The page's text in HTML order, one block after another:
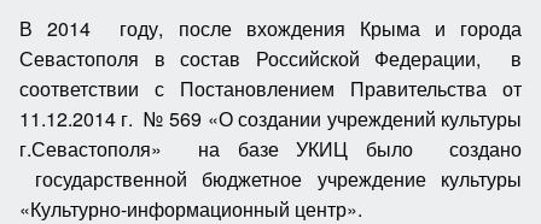
В 2014 году, после вхождения Крыма и города
Севастополя в состав Российской Федерации, в
соответствии с Постановлением Правительства от
11.12.2014 г. № 569 «О создании учреждений культуры
г.Севастополя» на базе УКИЦ было создано
государственной бюджетное учреждение культуры
«Культурно-информационный центр».